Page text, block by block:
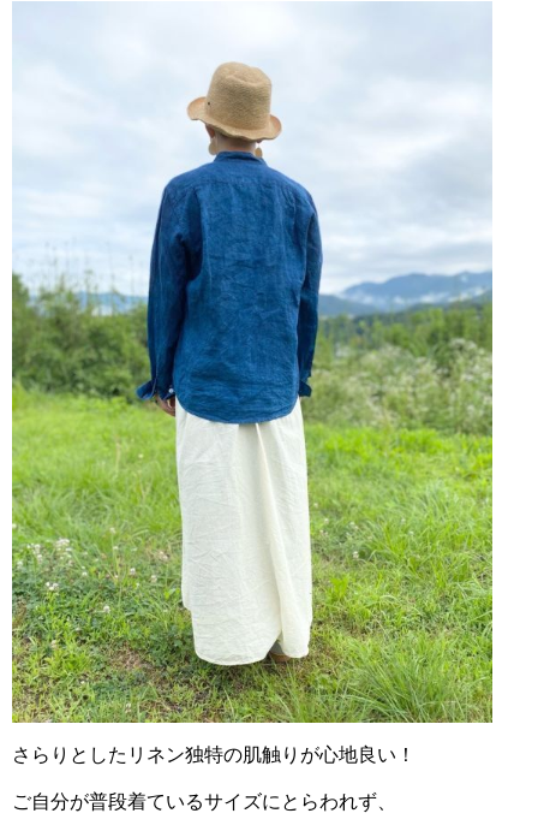
さらりとしたリネン独特の肌触りが心地良い！
ご自分が普段着ているサイズにとらわれず、